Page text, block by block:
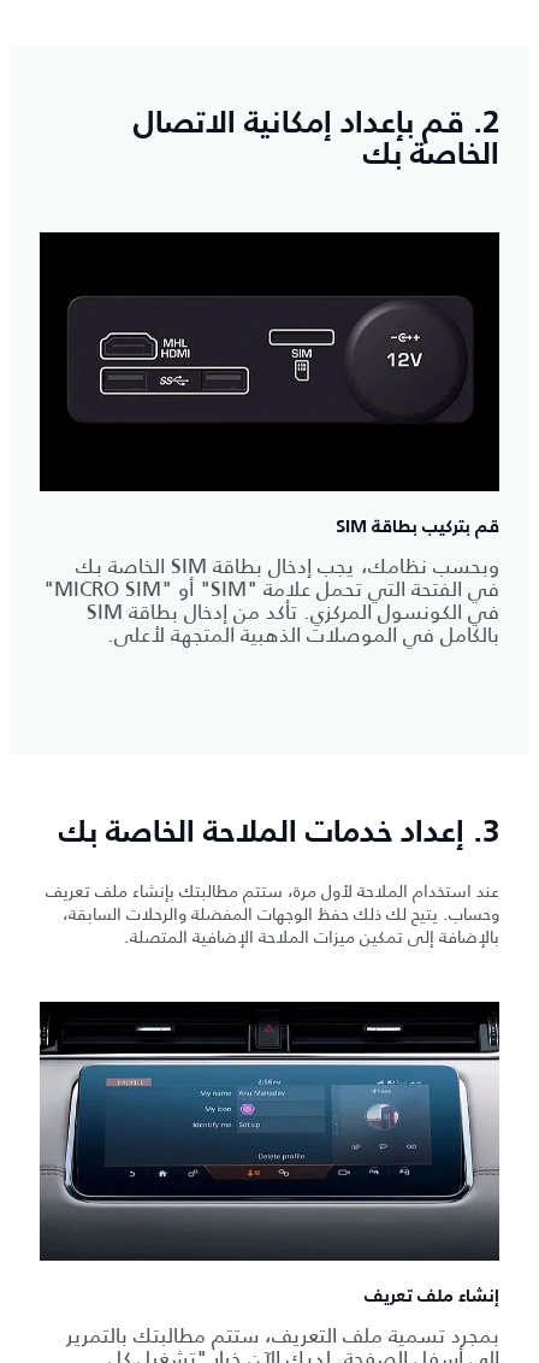
2. قم بإعداد إمكانية الاتصال
الخاصة بك
قم بتركيب بطاقة SIM
وبحسب نظامك، يجب إدخال بطاقة SIM الخاصة بك
في الفتحة التي تحمل علامة "SIM" أو "MICRO SIM"
في الكونسول المركزي. تأكد من إدخال بطاقة SIM
بالكامل في الموصلات الذهبية المتجهة لأعلى.
3. إعداد خدمات الملاحة الخاصة بك
عند استخدام الملاحة لأول مرة، ستتم مطالبتك بإنشاء ملف تعريف
وحساب. يتيح لك ذلك حفظ الوجهات المفضلة والرحلات السابقة،
بالإضافة إلى تمكين ميزات الملاحة الإضافية المتصلة.
إنشاء ملف تعريف
بمجرد تسمية ملف التعريف، ستتم مطالبتك بالتمرير